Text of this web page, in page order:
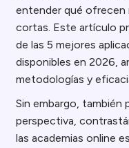
entender qué ofrecen
cortas. Este artículo
de las 5 mejores
disponibles en 2026,
metodologías y
Sin embargo,
perspectiva,
las academias online